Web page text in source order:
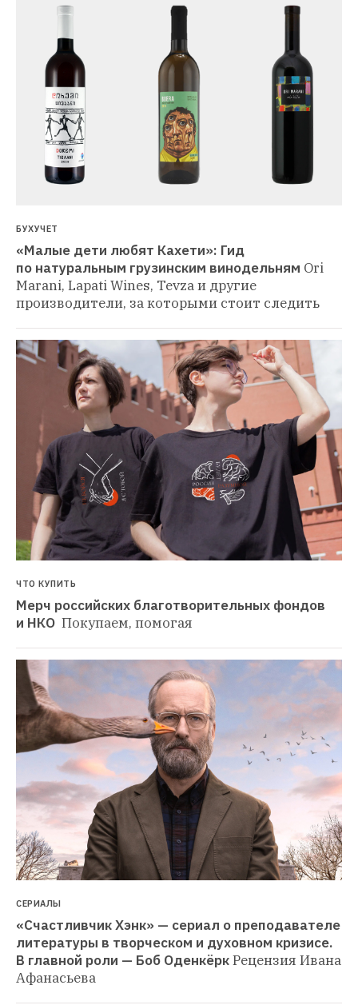
БУХУЧЕТ
«Малые дети любят Кахети»: Гид
по натуральным грузинским винодельням Ori
Marani, Lapati Wines, Tevza и другие
производители, за которыми стоит следить
ЧТО КУПИТЬ
Мерч российских благотворительных фондов
и НКО Покупаем, помогая
СЕРИАЛЫ
«Счастливчик Хэнк» — сериал о преподавателе
литературы в творческом и духовном кризисе.
В главной роли — Боб ОденкёркРецензия Ивана
Афанасьева